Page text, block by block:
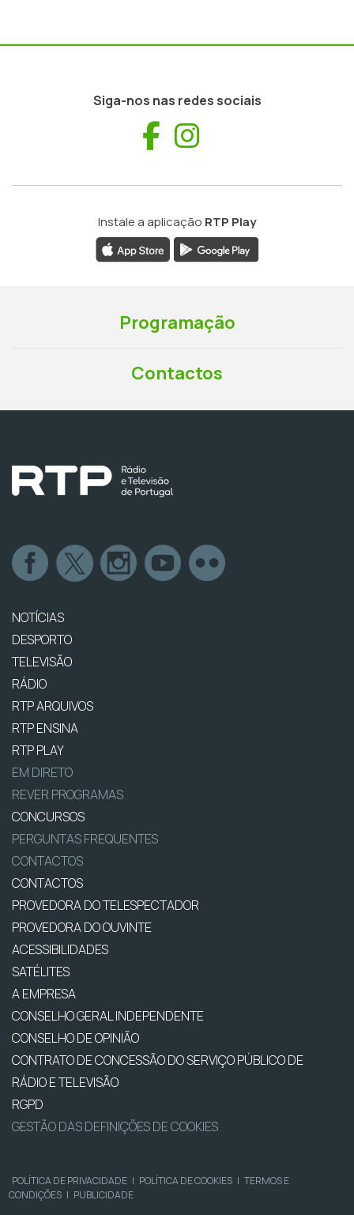
Siga-nos nas redes sociais
Facebook
Instale a aplicação RTP Play
Programação
Contactos
NOTÍCIAS
DESPORTO
TELEVISÃO
RÁDIO
RTP ARQUIVOS
RTP ENSINA
RTP PLAY
EM DIRETO
REVER PROGRAMAS
CONCURSOS
PERGUNTAS FREQUENTES
CONTACTOS
CONTACTOS
PROVEDORA DO TELESPECTADOR
PROVEDORA DO OUVINTE
ACESSIBILIDADES
SATÉLITES
A EMPRESA
CONSELHO GERAL INDEPENDENTE
CONSELHO DE OPINIÃO
CONTRATO DE CONCESSÃO DO SERVIÇO PÚBLICO DE
RÁDIO E TELEVISÃO
RGPD
GESTÃO DAS DEFINIÇÕES DE COOKIES
POLÍTICA DE PRIVACIDADE | POLÍTICA DE COOKIES | TERMOS E
CONDIÇÕES | PUBLICIDADE